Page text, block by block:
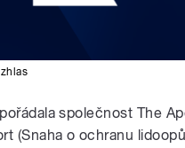
společnost The
(Snaha o ochranu